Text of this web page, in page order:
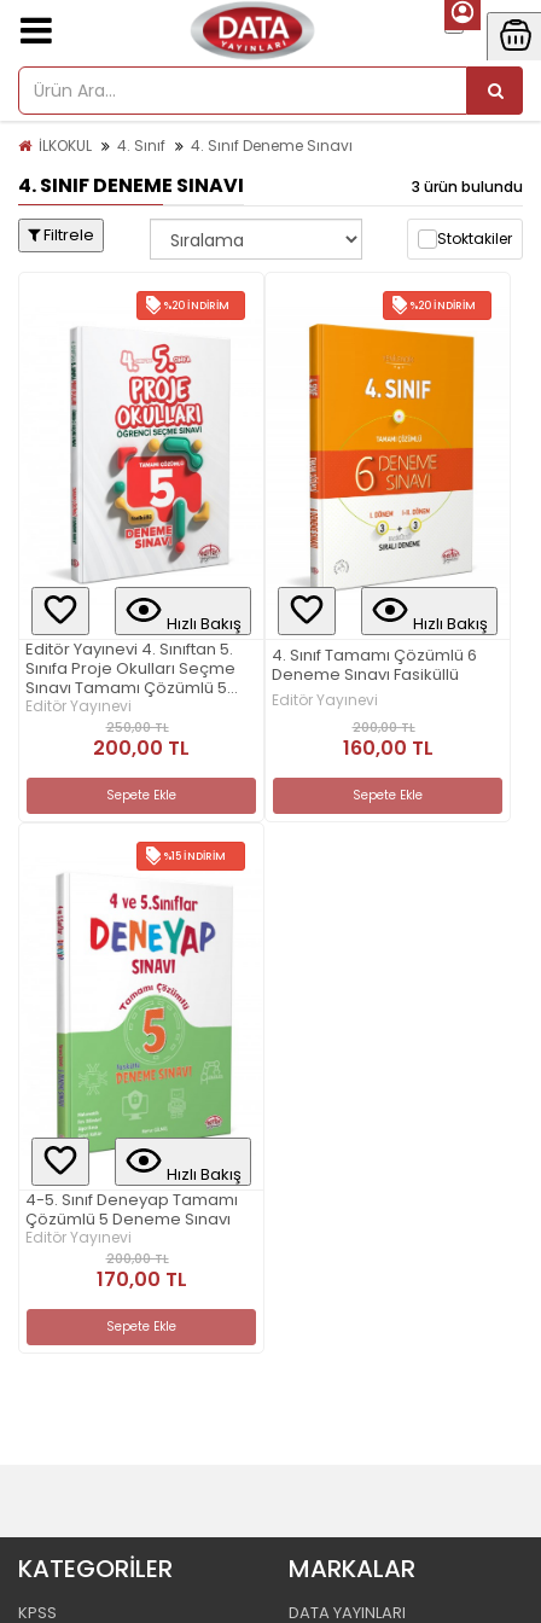
İLKOKUL 4. Sınıf 4. Sınıf Deneme Sınavı
4. SINIF DENEME SINAVI 3 ürün bulundu
Filtrele Stoktakiler
%20 İNDIRIM
Hızlı Bakış
Editör Yayınevi 4. Sınıftan 5.
Sınıfa Proje Okulları Seçme
Sınavı Tamamı Çözümlü 5
Deneme
Editör Yayınevi
250,00 TL
200,00 TL
Sepete Ekle
%20 İNDIRIM
Hızlı Bakış
4. Sınıf Tamamı Çözümlü 6
Deneme Sınavı Fasiküllü
Editör Yayınevi
200,00 TL
160,00 TL
Sepete Ekle
%15 İNDIRIM
Hızlı Bakış
4-5. Sınıf Deneyap Tamamı
Çözümlü 5 Deneme Sınavı
Editör Yayınevi
200,00 TL
170,00 TL
Sepete Ekle
KATEGORİLER
KPSS
MARKALAR
DATA YAYINLARI